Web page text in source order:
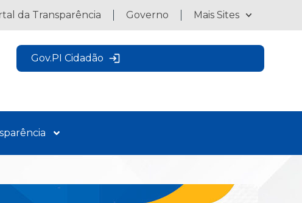
da Transparência Governo Mais Sites
Gov.PI Cidadão